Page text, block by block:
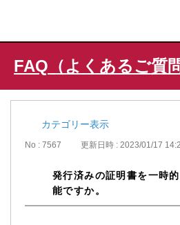
FAQ（よくあるご質問
カテゴリー表示
No : 7567 更新日時 : 2023/01/17
発行済みの証明書を一時
能ですか。